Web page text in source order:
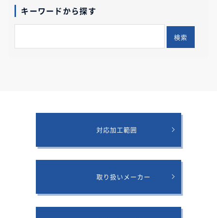
キーワードから探す
検索
対応加工範囲
取り扱いメーカー